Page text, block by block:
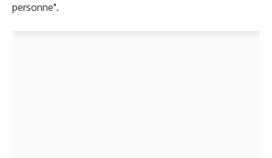
personne".